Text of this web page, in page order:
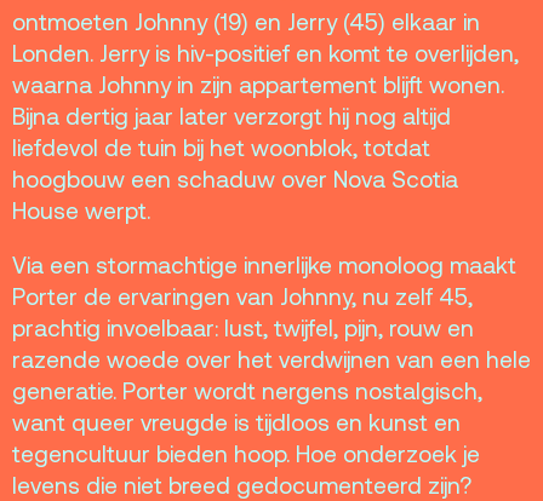
& Logo’s
van Toezicht
ontmoeten Johnny (19) en Jerry (45) elkaar in
Londen. Jerry is hiv-positief en komt te overlijden,
waarna Johnny in zijn appartement blijft wonen.
Bijna dertig jaar later verzorgt hij nog altijd
liefdevol de tuin bij het woonblok, totdat
hoogbouw een schaduw over Nova Scotia
House werpt.
Via een stormachtige innerlijke monoloog maakt
Porter de ervaringen van Johnny, nu zelf 45,
prachtig invoelbaar: lust, twijfel, pijn, rouw en
razende woede over het verdwijnen van een hele
generatie. Porter wordt nergens nostalgisch,
want queer vreugde is tijdloos en kunst en
tegencultuur bieden hoop. Hoe onderzoek je
levens die niet breed gedocumenteerd zijn?